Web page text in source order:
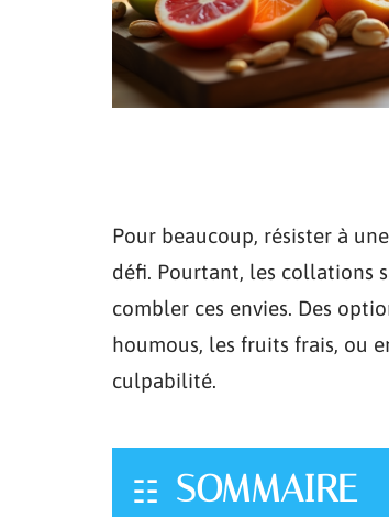
Pour beaucoup, résister à
défi. Pourtant, les collations
combler ces envies. Des
houmous, les fruits frais, ou
culpabilité.
SOMMAIRE